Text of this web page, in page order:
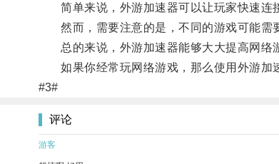
简单来说，外游加速器可以让玩家快速连
然而，需要注意的是，不同的游戏可能需
总的来说，外游加速器能够大大提高网络
如果你经常玩网络游戏，那么使用外游加
#3#
评论
游客